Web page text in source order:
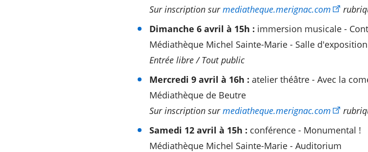
Sur inscription surmediatheque.merignac.com
Dimanche 6 avril à 15h : immersion musicale -
Médiathèque Michel Sainte-Marie - Salle d'exposition
Entrée libre / Tout public
Mercredi 9 avril à 16h : atelier théâtre - Avec la
Médiathèque de Beutre
Sur inscription surmediatheque.merignac.com
Samedi 12 avril à 15h : conférence - Monumental !
Médiathèque Michel Sainte-Marie - Auditorium